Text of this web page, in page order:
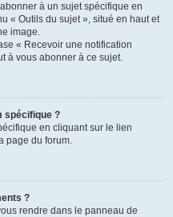
à un sujet spécifique en
« Outils du sujet », situé en haut et
image.
« Recevoir une notification
à vous abonner à ce sujet.
spécifique ?
en cliquant sur le lien
page du forum.
?
rendre dans le panneau de